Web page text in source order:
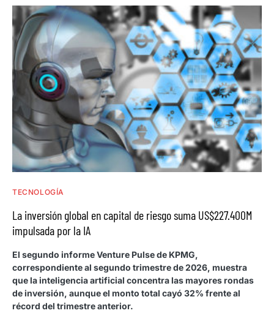
TECNOLOGÍA
La inversión global en capital de riesgo suma US$227.400M
impulsada por la IA
El segundo informe Venture Pulse de KPMG,
correspondiente al segundo trimestre de 2026, muestra
que la inteligencia artificial concentra las mayores rondas
de inversión, aunque el monto total cayó 32% frente al
récord del trimestre anterior.